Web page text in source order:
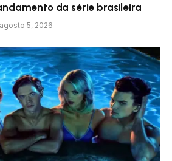
da série brasileira
agosto 5, 2026